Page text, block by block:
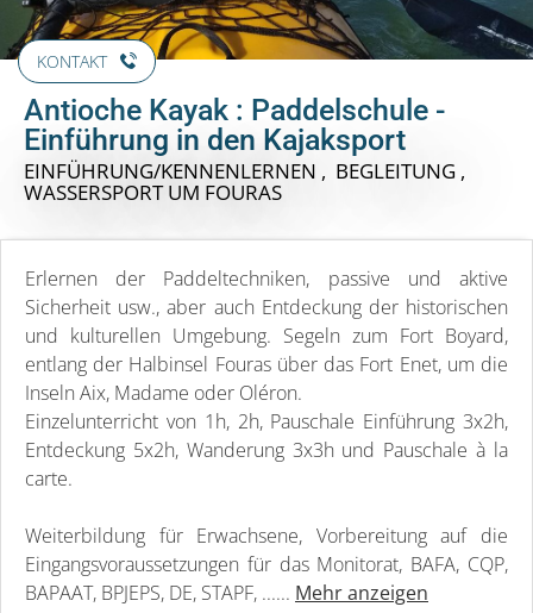
KONTAKT
Antioche Kayak : Paddelschule -
Einführung in den Kajaksport
EINFÜHRUNG/KENNENLERNEN , BEGLEITUNG ,
WASSERSPORTUM FOURAS
Erlernen der Paddeltechniken, passive und aktive
Sicherheit usw., aber auch Entdeckung der historischen
und kulturellen Umgebung. Segeln zum Fort Boyard,
entlang der Halbinsel Fouras über das Fort Enet, um die
Inseln Aix, Madame oder Oléron.
Einzelunterricht von 1h, 2h, Pauschale Einführung 3x2h,
Entdeckung 5x2h, Wanderung 3x3h und Pauschale à la
carte.
Weiterbildung für Erwachsene, Vorbereitung auf die
Eingangsvoraussetzungen für das Monitorat, BAFA, CQP,
BAPAAT, BPJEPS, DE, STAPF, ...... Mehr anzeigen